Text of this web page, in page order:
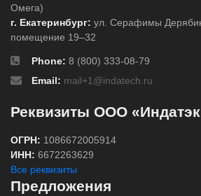
Омега)
г. Екатеринбург: ул. Серафимы
помещение 19–32
Phone: 8 (800) 333-08-79
Email: mail+1@indatech.ru
Реквизиты ООО
ОГРН: 1086672005914
ИНН: 6672263629
Все реквизиты
Предложения